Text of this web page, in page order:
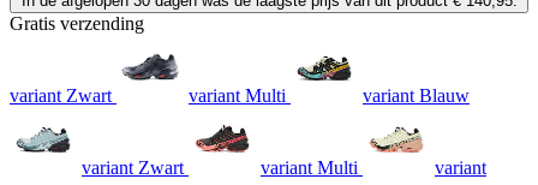
Gratis verzending
variant Zwart variant Multi variant Blauw
variant Zwart variant Multi variant